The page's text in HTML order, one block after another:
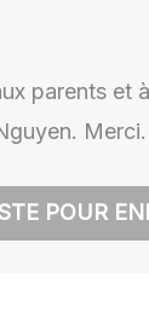
parents et
Merci.
POUR